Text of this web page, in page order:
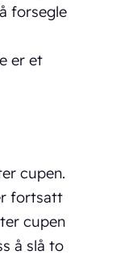
forsegle
er et
cupen.
fortsatt
cupen
å slå to